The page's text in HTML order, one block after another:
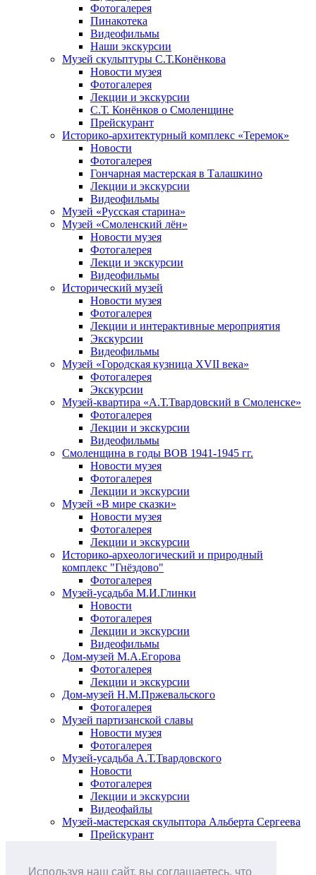
Используя наш сайт, вы соглашаетесь, что
Фотогалерея
Пинакотека
Видеофильмы
Наши экскурсии
Музей скульптуры С.Т.Конёнкова
Новости музея
Фотогалерея
Лекции и экскурсии
С.Т. Конёнков о Смоленщине
Прейскурант
Историко-архитектурный комплекс «Теремок»
Новости
Фотогалерея
Гончарная мастерская в Талашкино
Лекции и экскурсии
Видеофильмы
Музей «Русская старина»
Музей «Смоленский лён»
Новости музея
Фотогалерея
Лекци и экскурсии
Видеофильмы
Исторический музей
Новости музея
Фотогалерея
Лекции и интерактивные мероприятия
Экскурсии
Видеофильмы
Музей «Городская кузница XVII века»
Фотогалерея
Экскурсии
Музей-квартира «А.Т.Твардовский в Смоленске»
Фотогалерея
Лекции и экскурсии
Видеофильмы
Смоленщина в годы ВОВ 1941-1945 гг.
Новости музея
Фотогалерея
Лекции и экскурсии
Музей «В мире сказки»
Новости музея
Фотогалерея
Лекции и экскурсии
Историко-археологический и природный
комплекс "Гнёздово"
Фотогалерея
Музей-усадьба М.И.Глинки
Новости
Фотогалерея
Лекции и экскурсии
Видеофильмы
Дом-музей М.А.Егорова
Фотогалерея
Лекции и экскурсии
Дом-музей Н.М.Пржевальского
Фотогалерея
Музей партизанской славы
Новости музея
Фотогалерея
Музей-усадьба А.Т.Твардовского
Новости
Фотогалерея
Лекции и экскурсии
Видеофайлы
Музей-мастерская скульптора Альберта Сергеева
Прейскурант
Анонс мероприятий